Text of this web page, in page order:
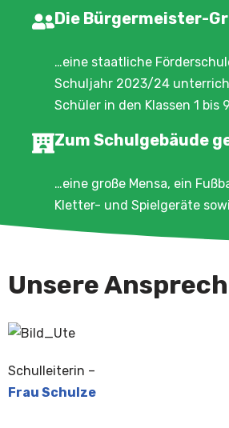
Die Bürgermeister-
…eine staatliche
Schuljahr 2023/24
Schüler in den Klassen 1 bis
Zum Schulgebäude
…eine große Mensa, ein
Kletter- und Spielgeräte
Unsere
Schulleiterin –
Frau Schulze